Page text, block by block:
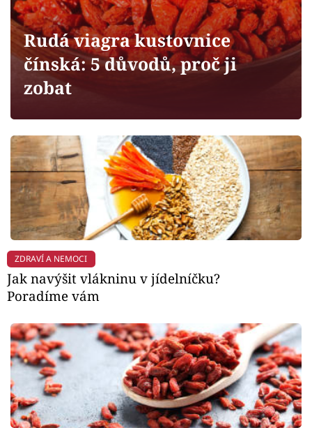
Sledujte prima+
Filmový festival Karlovy Vary
Mámy sobě
Přihlášení
Sledujte nás
Rudá viagra kustovnice
čínská: 5 důvodů, proč ji
zobat
ZDRAVÍ A NEMOCI
Jak navýšit vlákninu v jídelníčku?
Poradíme vám